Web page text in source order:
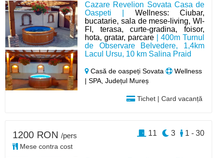
Cazare Revelion Sovata Casa de
Oaspeti | Wellness: Ciubar,
bucatarie, sala de mese-living, WI-
FI, terasa, curte-gradina, foisor,
hota, gratar, parcare | 400m Turnul
de Observare Belvedere, 1,4km
Lacul Ursu, 10 km Salina Praid
Casă de oaspeți Sovata
Wellness
| SPA, Județul Mureș
Tichet | Card vacanță
1200 RON /pers
Mese contra cost
1 - 30
3
11